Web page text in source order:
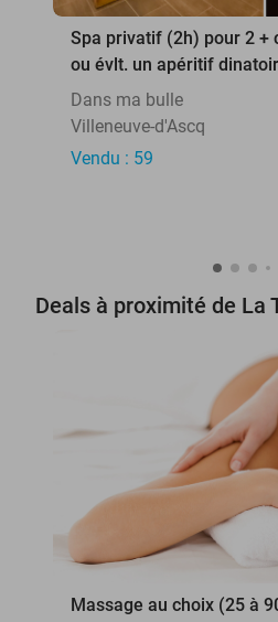
Spa privatif (2h) pour 2 +
ou évlt. un apéritif
Dans ma bulle
Villeneuve-d'Ascq
Vendu : 59
Deals à proximité de La
Massage au choix (25 à